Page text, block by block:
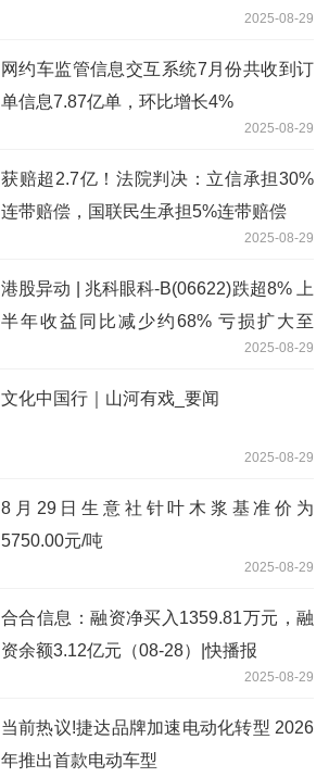
2025-08-29
网约车监管信息交互系统7月份共收到订
单信息7.87亿单，环比增长4%
2025-08-29
获赔超2.7亿！法院判决：立信承担30%
连带赔偿，国联民生承担5%连带赔偿
2025-08-29
港股异动 | 兆科眼科-B(06622)跌超8% 上
半年收益同比减少约68% 亏损扩大至
2025-08-29
文化中国行｜山河有戏_要闻
2025-08-29
8月29日生意社针叶木浆基准价为
5750.00元/吨
2025-08-29
合合信息：融资净买入1359.81万元，融
资余额3.12亿元（08-28）|快播报
2025-08-29
当前热议!捷达品牌加速电动化转型 2026
年推出首款电动车型